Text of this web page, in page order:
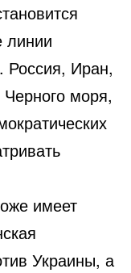
линии
Россия, Иран,
моря,
имеет
Украины, а